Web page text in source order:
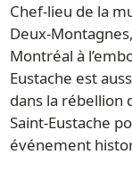
Chef-lieu de la
Deux-
Montréal à
Eustache est
dans la rébellion
Saint-Eustache
événement